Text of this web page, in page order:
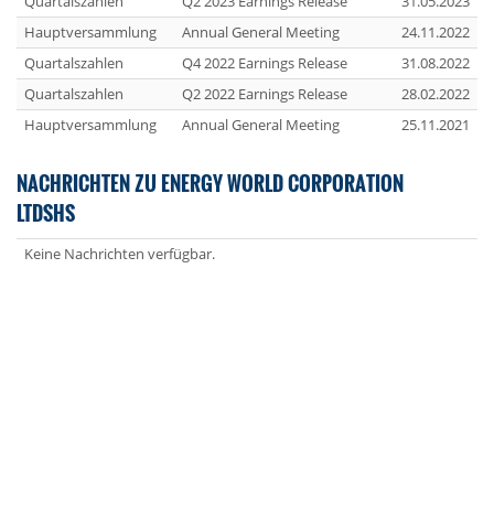
Hauptversammlung
Annual General Meeting
24.11.2022
Quartalszahlen
Q4 2022 Earnings Release
31.08.2022
Quartalszahlen
Q2 2022 Earnings Release
28.02.2022
Hauptversammlung
Annual General Meeting 25.11.2021
NACHRICHTEN ZU ENERGY WORLD CORPORATION
LTDSHS
Keine Nachrichten verfügbar.